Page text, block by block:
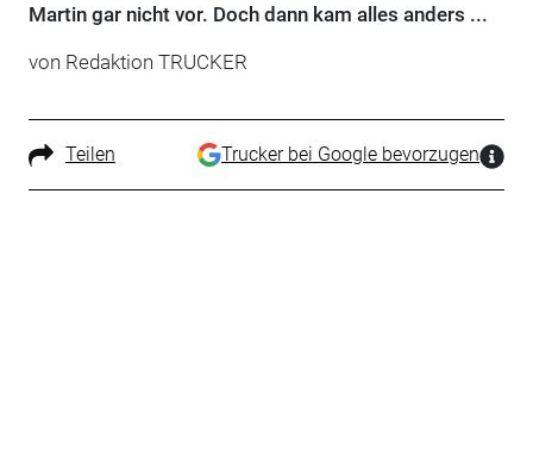
Martin gar nicht vor. Doch dann kam alles anders ...
von Redaktion TRUCKER
Teilen Trucker bei Google bevorzugen